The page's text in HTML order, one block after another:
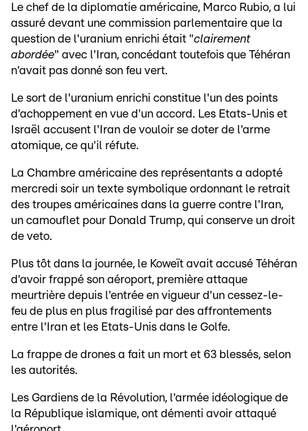
Le chef de la diplomatie américaine, Marco Rubio, a lui
assuré devant une commission parlementaire que la
question de l'uranium enrichi était "clairement
abordée" avec l'Iran, concédant toutefois que Téhéran
n'avait pas donné son feu vert.
Le sort de l'uranium enrichi constitue l'un des points
d'achoppement en vue d'un accord. Les Etats-Unis et
Israël accusent l'Iran de vouloir se doter de l'arme
atomique, ce qu'il réfute.
La Chambre américaine des représentants a adopté
mercredi soir un texte symbolique ordonnant le retrait
des troupes américaines dans la guerre contre l'Iran,
un camouflet pour Donald Trump, qui conserve un droit
de veto.
Plus tôt dans la journée, le Koweït avait accusé Téhéran
d'avoir frappé son aéroport, première attaque
meurtrière depuis l'entrée en vigueur d'un cessez-le-
feu de plus en plus fragilisé par des affrontements
entre l'Iran et les Etats-Unis dans le Golfe.
La frappe de drones a fait un mort et 63 blessés, selon
les autorités.
Les Gardiens de la Révolution, l'armée idéologique de
la République islamique, ont démenti avoir attaqué